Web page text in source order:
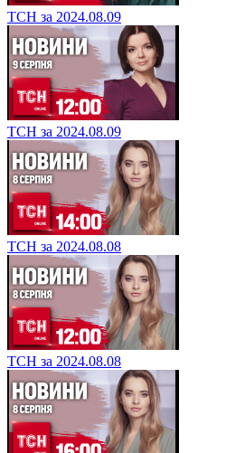
ТСН за 2024.08.09
ТСН за 2024.08.09
ТСН за 2024.08.08
ТСН за 2024.08.08